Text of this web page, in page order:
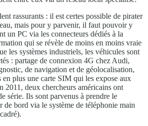
rassurants : il est certes possible de pirater
mais pour y parvenir, il faut pouvoir y
un PC via les connecteurs dédiés à la
qui se révèle de moins en moins vraie
les systèmes industriels, les véhicules sont
: partage de connexion 4G chez Audi,
de navigation et de géolocalisation,
en plus une carte SIM qui les expose aux
2011, deux chercheurs américains ont
série. Ils sont parvenus à prendre le
de bord via le système de téléphonie main